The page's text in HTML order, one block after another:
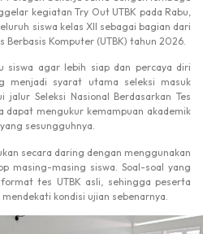
kegiatan Try Out UTBK pada Rabu,
siswa kelas XII sebagai bagian dari
Berbasis Komputer (UTBK) tahun 2026.
siswa agar lebih siap dan percaya diri
menjadi syarat utama seleksi masuk
Seleksi Nasional Berdasarkan Tes
dapat mengukur kemampuan akademik
sesungguhnya.
secara daring dengan menggunakan
masing-masing siswa. Soal-soal yang
tes UTBK asli, sehingga peserta
kondisi ujian sebenarnya.